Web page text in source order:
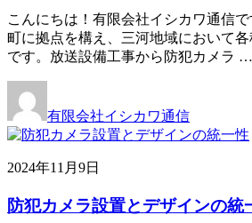
こんにちは！有限会社イシカワ通信
町に拠点を構え、三河地域において
です。放送設備工事から防犯カメラ …
有限会社イシカワ通信
2024年11月9日
防犯カメラ設置とデザインの統